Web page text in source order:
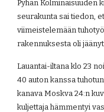
Pyhän Kolminaisuuden
seurakunta sai tiedon,
viimeistelemään
rakennuksesta oli
Lauantai-iltana klo 23
40 auton kanssa
kanava Moskva 24:n
kuljettaja hämmentyi